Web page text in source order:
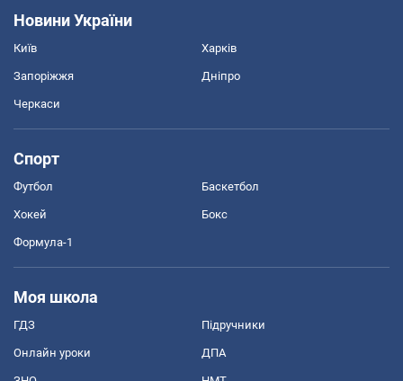
Новини України
Київ Харків
Запоріжжя Дніпро
Черкаси
Спорт
Футбол Баскетбол
Хокей Бокс
Формула-1
Моя школа
ГДЗ Підручники
Онлайн уроки ДПА